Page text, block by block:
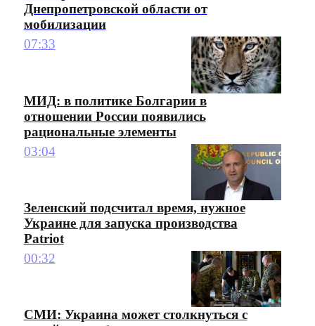
Днепропетровской области от
мобилизации
07:33
МИД: в политике Болгарии в
отношении России появились
рациональные элементы
03:04
Зеленский подсчитал время, нужное
Украине для запуска производства
Patriot
00:32
СМИ: Украина может столкнуться с